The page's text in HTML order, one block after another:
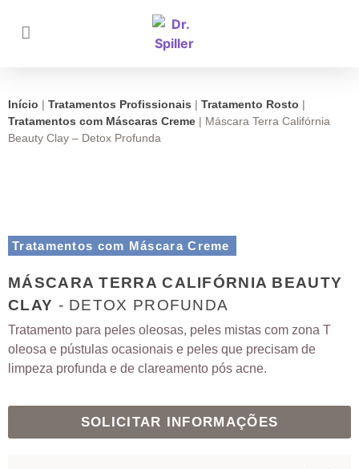
Início | Tratamentos Profissionais | Tratamento Rosto |
Tratamentos com Máscaras Creme | Máscara Terra Califórnia
Beauty Clay – Detox Profunda
Tratamentos com Máscara Creme
MÁSCARA TERRA CALIFÓRNIA BEAUTY
CLAY - DETOX PROFUNDA
Tratamento para peles oleosas, peles mistas com zona T
oleosa e pústulas ocasionais e peles que precisam de
limpeza profunda e de clareamento pós acne.
SOLICITAR INFORMAÇÕES